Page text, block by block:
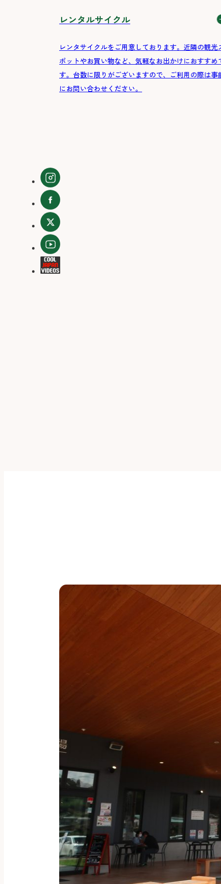
レンタルサイクル
レンタサイクルをご用意しております。近隣の観光
ポットやお買い物など、気軽なお出かけにおすすめ
す。台数に限りがございますので、ご利用の際は事
にお問い合わせください。